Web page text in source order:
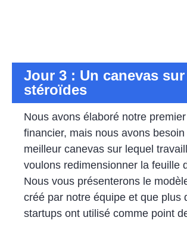
Jour 3 : Un canevas
stéroïdes
Nous avons élaboré notre
financier, mais nous avons besoin
meilleur canevas sur lequel
voulons redimensionner la feuille
Nous vous présenterons le
créé par notre équipe et que plus
startups ont utilisé comme point